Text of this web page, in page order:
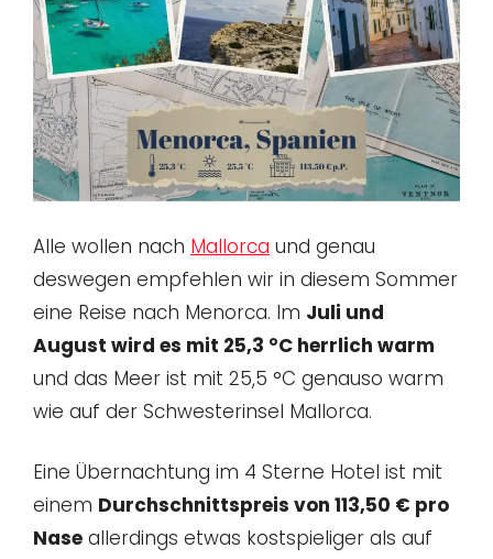
Alle wollen nach Mallorca und genau
deswegen empfehlen wir in diesem Sommer
eine Reise nach Menorca. Im Juli und
August wird es mit 25,3 °C herrlich warm
und das Meer ist mit 25,5 °C genauso warm
wie auf der Schwesterinsel Mallorca.
Eine Übernachtung im 4 Sterne Hotel ist mit
einem Durchschnittspreis von 113,50 € pro
Nase allerdings etwas kostspieliger als auf